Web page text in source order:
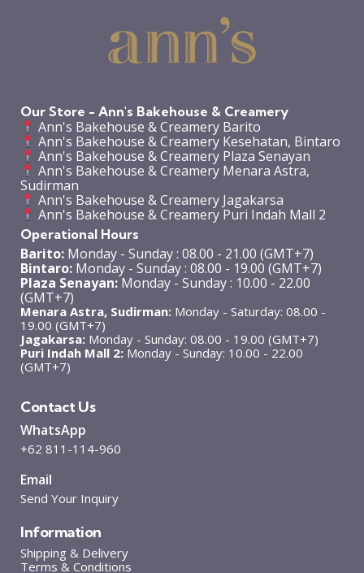
Our Store - Ann's Bakehouse & Creamery
Ann's Bakehouse & Creamery Barito
Ann's Bakehouse & Creamery Kesehatan, Bintaro
Ann's Bakehouse & Creamery Plaza Senayan
Ann's Bakehouse & Creamery Menara Astra,
Sudirman
Ann's Bakehouse & Creamery Jagakarsa
Ann's Bakehouse & Creamery Puri Indah Mall 2
Operational Hours
Barito: Monday - Sunday : 08.00 - 21.00 (GMT+7)
Bintaro: Monday - Sunday : 08.00 - 19.00 (GMT+7)
Plaza Senayan: Monday - Sunday : 10.00 - 22.00
(GMT+7)
Menara Astra, Sudirman: Monday - Saturday: 08.00 -
19.00 (GMT+7)
Jagakarsa: Monday - Sunday: 08.00 - 19.00 (GMT+7)
Puri Indah Mall 2: Monday - Sunday: 10.00 - 22.00
(GMT+7)
Contact Us
WhatsApp
+62 811-114-960
Email
Send Your Inquiry
Information
Shipping & Delivery
Terms & Conditions